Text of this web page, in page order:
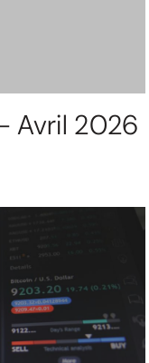
Avril 2026